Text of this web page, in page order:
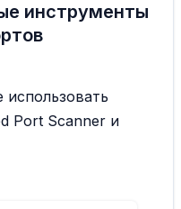
инструменты
Port Scanner и